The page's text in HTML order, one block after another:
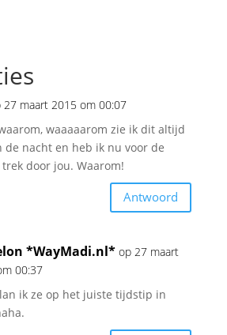
27 maart 2015 om 00:07
waaaaarom zie ik dit altijd
de nacht en heb ik nu voor de
trek door jou. Waarom!
Antwoord
*WayMadi.nl* op 27 maart
00:37
ik ze op het juiste tijdstip in